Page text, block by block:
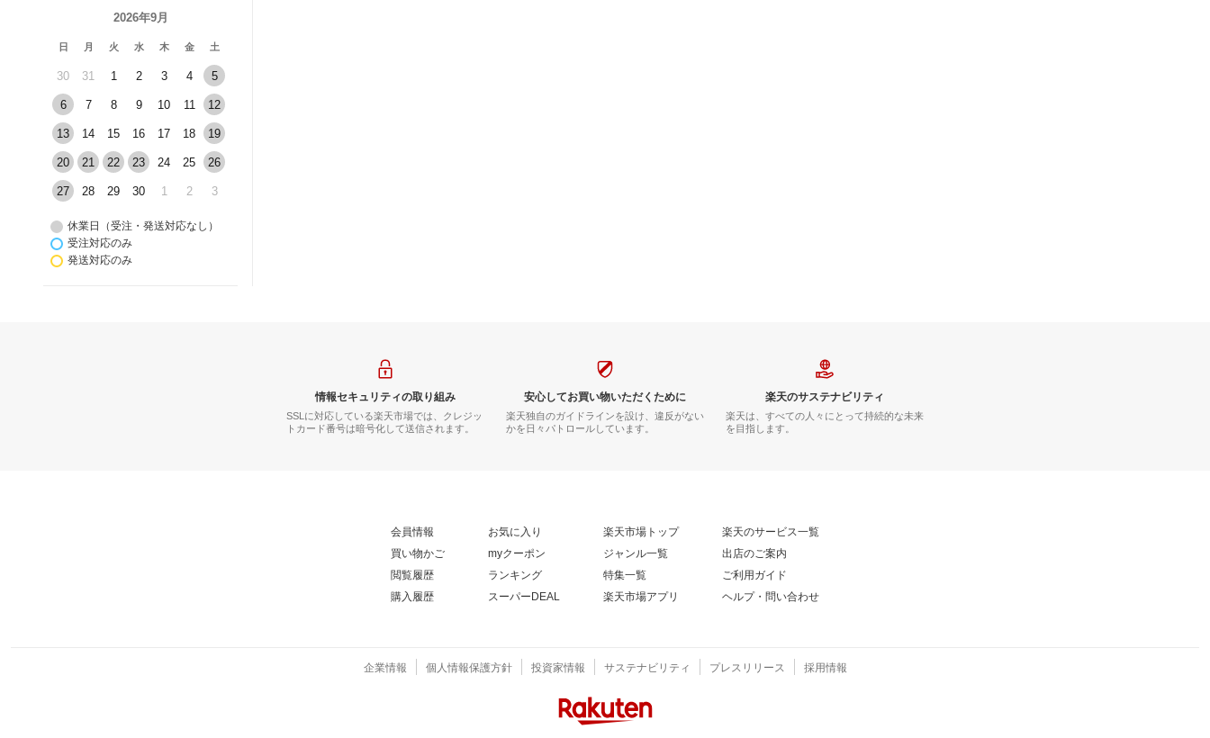
2026年9月
日 月 火 水 木 金 土
30 31 1 2 3 4 5
6 7 8 9 10 11 12
13 14 15 16 17 18 19
20 21 22 23 24 25 26
27 28 29 30 1 2 3
休業日（受注・発送対応なし）
受注対応のみ
発送対応のみ
情報セキュリティの取り組み
SSLに対応している楽天市場では、クレジッ
トカード番号は暗号化して送信されます。
安心してお買い物いただくために
楽天独自のガイドラインを設け、違反がない
かを日々パトロールしています。
楽天のサステナビリティ
楽天は、すべての人々にとって持続的な未来
を目指します。
会員情報
買い物かご
閲覧履歴
購入履歴
お気に入り
myクーポン
ランキング
スーパーDEAL
楽天市場トップ
ジャンル一覧
特集一覧
楽天市場アプリ
楽天のサービス一覧
出店のご案内
ご利用ガイド
ヘルプ・問い合わせ
企業情報 個人情報保護方針 投資家情報 サステナビリティ プレスリリース 採用情報